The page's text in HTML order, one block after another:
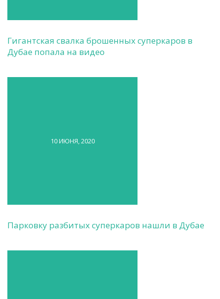
Гигантская свалка брошенных суперкаров в
Дубае попала на видео
10 ИЮНЯ, 2020
Парковку разбитых суперкаров нашли в Дубае